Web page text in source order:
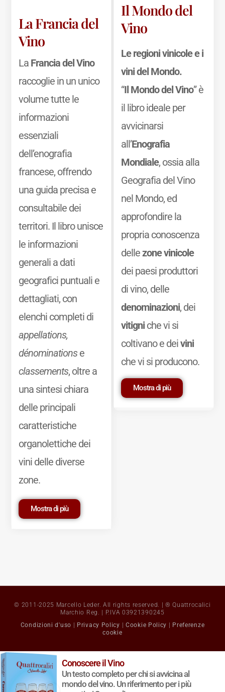
La Francia del
Vino
La Francia del Vino
raccoglie in un unico
volume tutte le
informazioni
essenziali
dell’enografia
francese, offrendo
una guida precisa e
consultabile dei
territori. Il libro unisce
le informazioni
generali a dati
geografici puntuali e
dettagliati, con
elenchi completi di
appellations,
dénominationse
classements, oltre a
una sintesi chiara
delle principali
caratteristiche
organolettiche dei
vini delle diverse
zone.
Mostra di più
Il Mondo del
Vino
Le regioni vinicole e i
vini del Mondo.
“Il Mondo del Vino” è
il libro ideale per
avvicinarsi
all’Enografia
Mondiale, ossia alla
Geografia del Vino
nel Mondo, ed
approfondire la
propria conoscenza
dellezone vinicole
dei paesi produttori
di vino, delle
denominazioni, dei
vitigniche vi si
coltivano e deivini
che vi si producono.
Mostra di più
© 2011-2025 Marcello Leder. All rights reserved. | ® Quattrocalici
Marchio Reg. | P.IVA 03921390245
Condizioni d'uso | Privacy Policy | Cookie Policy | Preferenze
cookie
Conoscere il Vino
Un testo completo per chi si avvicina al
mondo del vino. Un riferimento per i più